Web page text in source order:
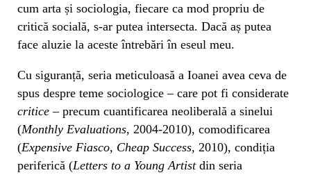
cum arta și sociologia, fiecare ca mod propriu de
critică socială, s-ar putea intersecta. Dacă aș putea
face aluzie la aceste întrebări în eseul meu.
Cu siguranță, seria meticuloasă a Ioanei avea ceva de
spus despre teme sociologice – care pot fi considerate
critice – precum cuantificarea neoliberală a sinelui
(Monthly Evaluations, 2004-2010), comodificarea
(Expensive Fiasco, Cheap Success, 2010), condiția
periferică (Letters to a Young Artistdin seria